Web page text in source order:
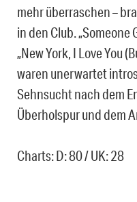
mehr überraschen –
in den Club. „Someone
„New York, I Love You
waren unerwartet
Sehnsucht nach dem
Überholspur und dem
Charts: D: 80 / UK: 28